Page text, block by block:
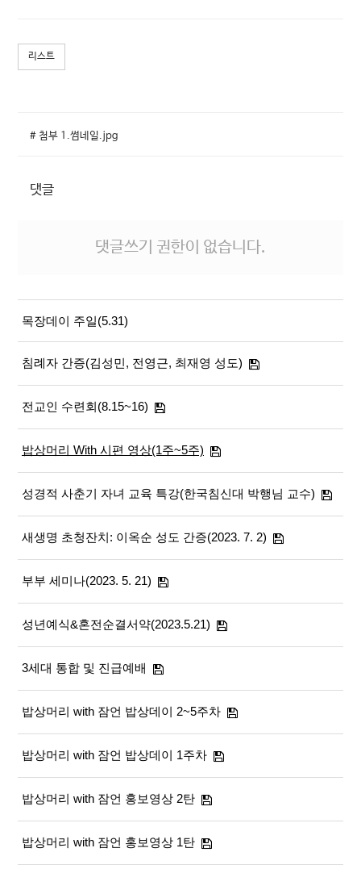
리스트
# 첨부 1.썸네일.jpg
댓글
댓글쓰기 권한이 없습니다.
목장데이 주일(5.31)
침례자 간증(김성민, 전영근, 최재영 성도)
전교인 수련회(8.15~16)
밥상머리 With 시편 영상(1주~5주)
성경적 사춘기 자녀 교육 특강(한국침신대 박행님 교수)
새생명 초청잔치: 이옥순 성도 간증(2023. 7. 2)
부부 세미나(2023. 5. 21)
성년예식&혼전순결서약(2023.5.21)
3세대 통합 및 진급예배
밥상머리 with 잠언 밥상데이 2~5주차
밥상머리 with 잠언 밥상데이 1주차
밥상머리 with 잠언 홍보영상 2탄
밥상머리 with 잠언 홍보영상 1탄